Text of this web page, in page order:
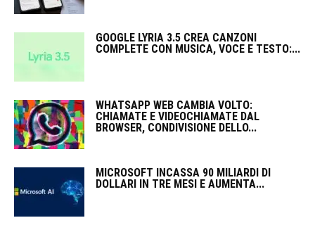
GOOGLE LYRIA 3.5 CREA CANZONI
COMPLETE CON MUSICA, VOCE E TESTO:...
WHATSAPP WEB CAMBIA VOLTO:
CHIAMATE E VIDEOCHIAMATE DAL
BROWSER, CONDIVISIONE DELLO...
MICROSOFT INCASSA 90 MILIARDI DI
DOLLARI IN TRE MESI E AUMENTA...